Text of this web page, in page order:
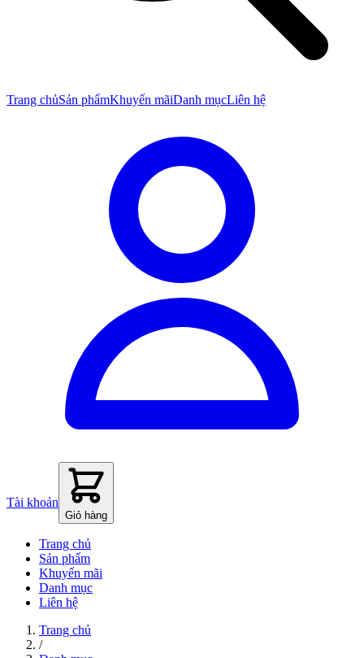
Trang chủSản phẩmKhuyến mãiDanh mụcLiên hệ
Tài khoản
Giỏ hàng
Trang chủ
Sản phẩm
Khuyến mãi
Danh mục
Liên hệ
Trang chủ
/